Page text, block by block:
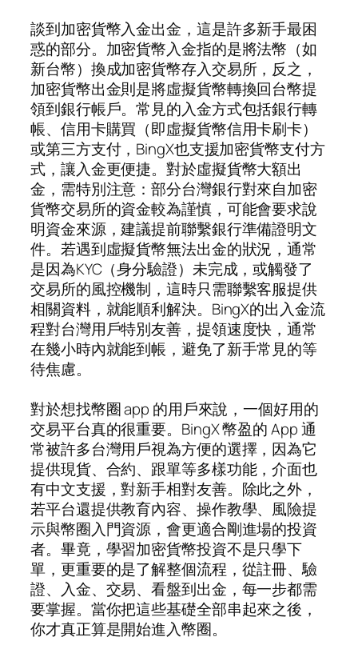
談到加密貨幣入金出金，這是許多新手最困
惑的部分。加密貨幣入金指的是將法幣（如
新台幣）換成加密貨幣存入交易所，反之，
加密貨幣出金則是將虛擬貨幣轉換回台幣提
領到銀行帳戶。常見的入金方式包括銀行轉
帳、信用卡購買（即虛擬貨幣信用卡刷卡）
或第三方支付，BingX也支援加密貨幣支付方
式，讓入金更便捷。對於虛擬貨幣大額出
金，需特別注意：部分台灣銀行對來自加密
貨幣交易所的資金較為謹慎，可能會要求說
明資金來源，建議提前聯繫銀行準備證明文
件。若遇到虛擬貨幣無法出金的狀況，通常
是因為KYC（身分驗證）未完成，或觸發了
交易所的風控機制，這時只需聯繫客服提供
相關資料，就能順利解決。BingX的出入金流
程對台灣用戶特別友善，提領速度快，通常
在幾小時內就能到帳，避免了新手常見的等
待焦慮。
對於想找幣圈 app 的用戶來說，一個好用的
交易平台真的很重要。BingX 幣盈的 App 通
常被許多台灣用戶視為方便的選擇，因為它
提供現貨、合約、跟單等多樣功能，介面也
有中文支援，對新手相對友善。除此之外，
若平台還提供教育內容、操作教學、風險提
示與幣圈入門資源，會更適合剛進場的投資
者。畢竟，學習加密貨幣投資不是只學下
單，更重要的是了解整個流程，從註冊、驗
證、入金、交易、看盤到出金，每一步都需
要掌握。當你把這些基礎全部串起來之後，
你才真正算是開始進入幣圈。